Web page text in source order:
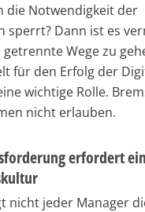
die Notwendigkeit der
sperrt? Dann ist es
Wege zu
für den Erfolg der
wichtige Rolle.
nicht erlauben.
erfordert
nicht jeder Manager